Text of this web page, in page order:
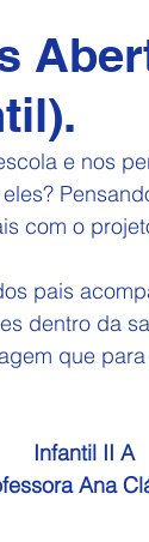
e nos
com o
pais
dentro da
que
Infantil II A
Ana